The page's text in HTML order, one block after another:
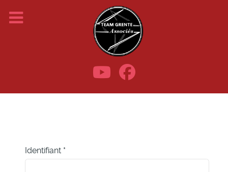
Identifiant *